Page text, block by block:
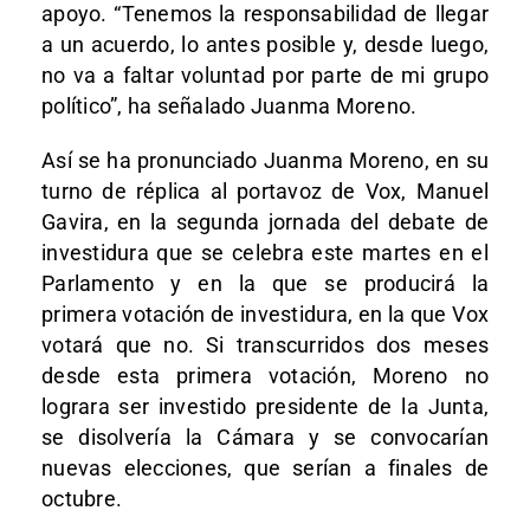
apoyo. “Tenemos la responsabilidad de llegar
a un acuerdo, lo antes posible y, desde luego,
no va a faltar voluntad por parte de mi grupo
político”, ha señalado Juanma Moreno.
Así se ha pronunciado Juanma Moreno, en su
turno de réplica al portavoz de Vox, Manuel
Gavira, en la segunda jornada del debate de
investidura que se celebra este martes en el
Parlamento y en la que se producirá la
primera votación de investidura, en la que Vox
votará que no. Si transcurridos dos meses
desde esta primera votación, Moreno no
lograra ser investido presidente de la Junta,
se disolvería la Cámara y se convocarían
nuevas elecciones, que serían a finales de
octubre.